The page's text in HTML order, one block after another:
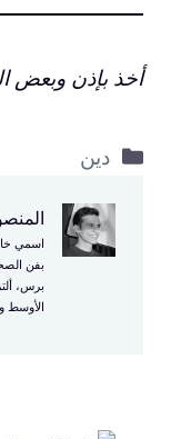
أخذ بإذن وبعض
التصنيفات
دين
اسمي
بفن
برس،
الأوسط